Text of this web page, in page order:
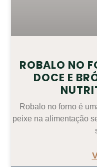
ROBALO NO
DOCE E
Robalo no forno é
peixe na alimentação